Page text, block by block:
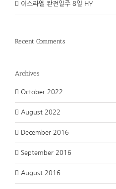
이스라엘 완전일주 8일 HY
Recent Comments
Archives
October 2022
August 2022
December 2016
September 2016
August 2016